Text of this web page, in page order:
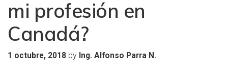
mi profesión en
Canadá?
1 octubre, 2018 by Ing. Alfonso Parra N.